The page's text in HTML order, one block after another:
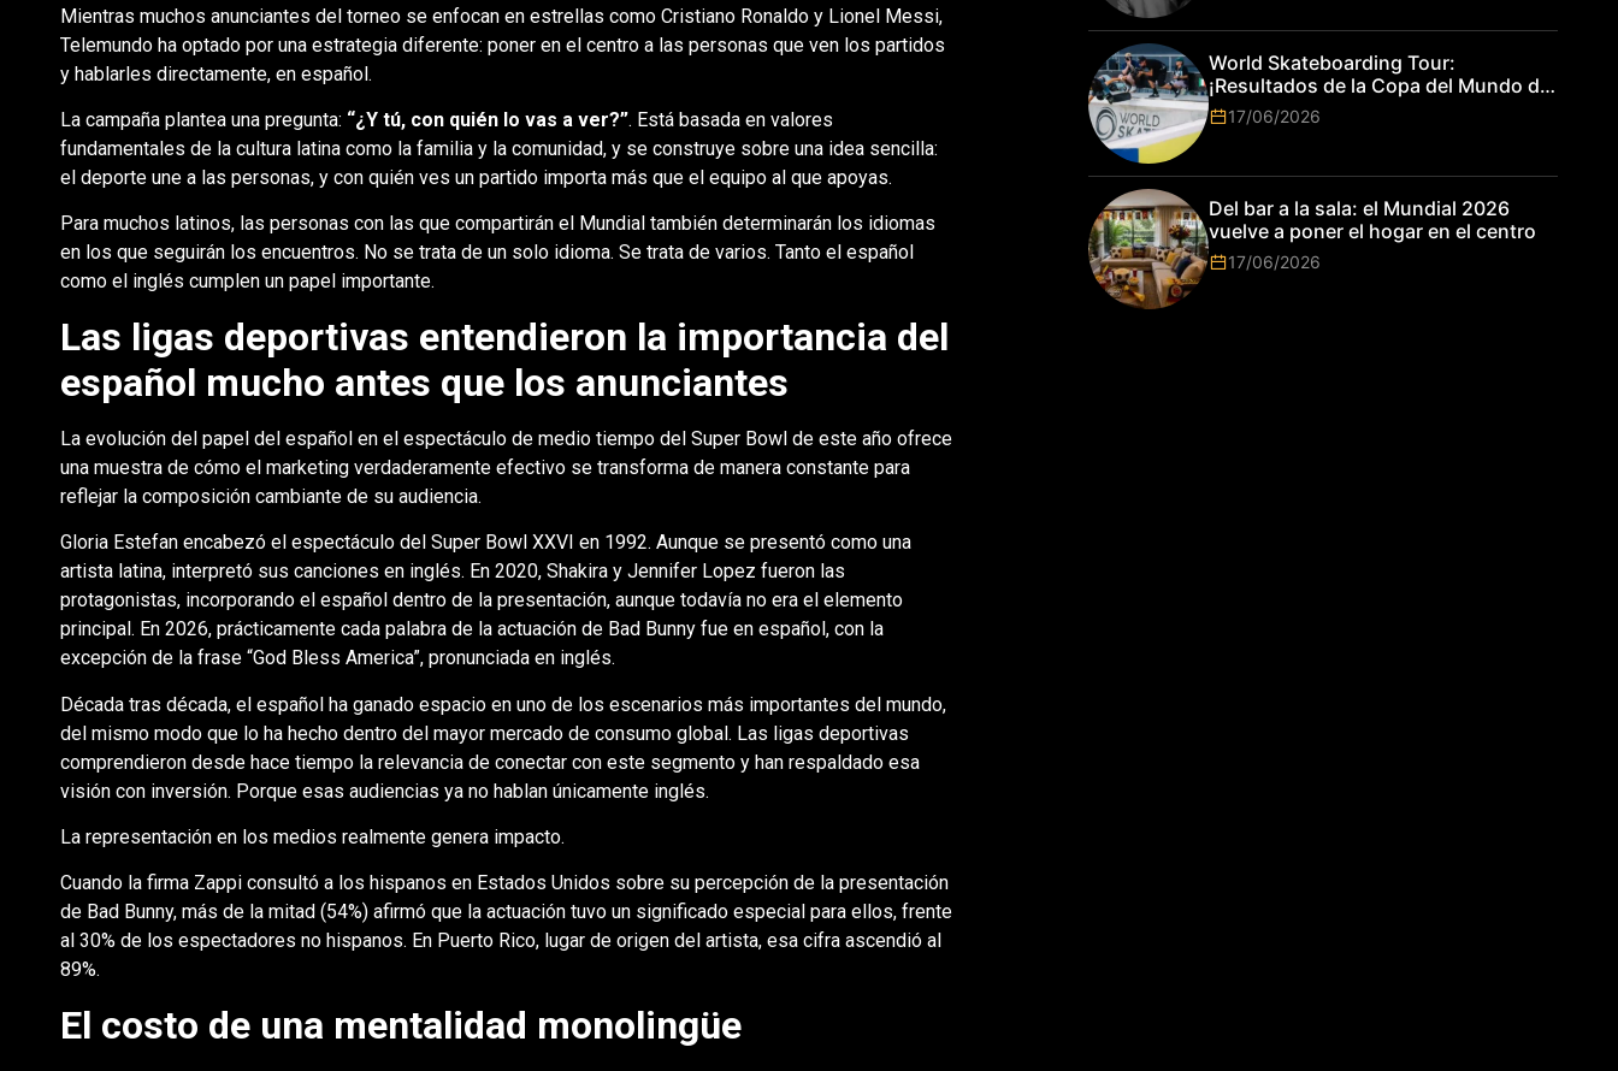
Mientras muchos anunciantes del torneo se enfocan en estrellas como Cristiano Ronaldo y Lionel Messi,
Telemundo ha optado por una estrategia diferente: poner en el centro a las personas que ven los partidos
y hablarles directamente, en español.
La campaña plantea una pregunta: “¿Y tú, con quién lo vas a ver?”. Está basada en valores
fundamentales de la cultura latina como la familia y la comunidad, y se construye sobre una idea sencilla:
el deporte une a las personas, y con quién ves un partido importa más que el equipo al que apoyas.
Para muchos latinos, las personas con las que compartirán el Mundial también determinarán los idiomas
en los que seguirán los encuentros. No se trata de un solo idioma. Se trata de varios. Tanto el español
como el inglés cumplen un papel importante.
Las ligas deportivas entendieron la importancia del
español mucho antes que los anunciantes
La evolución del papel del español en el espectáculo de medio tiempo del Super Bowl de este año ofrece
una muestra de cómo el marketing verdaderamente efectivo se transforma de manera constante para
reflejar la composición cambiante de su audiencia.
Gloria Estefan encabezó el espectáculo del Super Bowl XXVI en 1992. Aunque se presentó como una
artista latina, interpretó sus canciones en inglés. En 2020, Shakira y Jennifer Lopez fueron las
protagonistas, incorporando el español dentro de la presentación, aunque todavía no era el elemento
principal. En 2026, prácticamente cada palabra de la actuación de Bad Bunny fue en español, con la
excepción de la frase “God Bless America”, pronunciada en inglés.
Década tras década, el español ha ganado espacio en uno de los escenarios más importantes del mundo,
del mismo modo que lo ha hecho dentro del mayor mercado de consumo global. Las ligas deportivas
comprendieron desde hace tiempo la relevancia de conectar con este segmento y han respaldado esa
visión con inversión. Porque esas audiencias ya no hablan únicamente inglés.
La representación en los medios realmente genera impacto.
Cuando la firma Zappi consultó a los hispanos en Estados Unidos sobre su percepción de la presentación
de Bad Bunny, más de la mitad (54%) afirmó que la actuación tuvo un significado especial para ellos, frente
al 30% de los espectadores no hispanos. En Puerto Rico, lugar de origen del artista, esa cifra ascendió al
89%.
El costo de una mentalidad monolingüe
World Skateboarding Tour:
¡Resultados de la Copa del Mundo de
Park de Roma 2026!
17/06/2026
Del bar a la sala: el Mundial 2026
vuelve a poner el hogar en el centro
17/06/2026